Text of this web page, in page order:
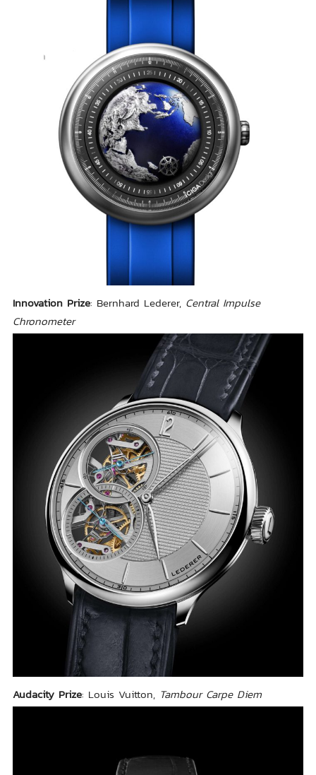
Innovation Prize: Bernhard Lederer, Central Impulse
Chronometer
Audacity Prize: Louis Vuitton, Tambour Carpe Diem